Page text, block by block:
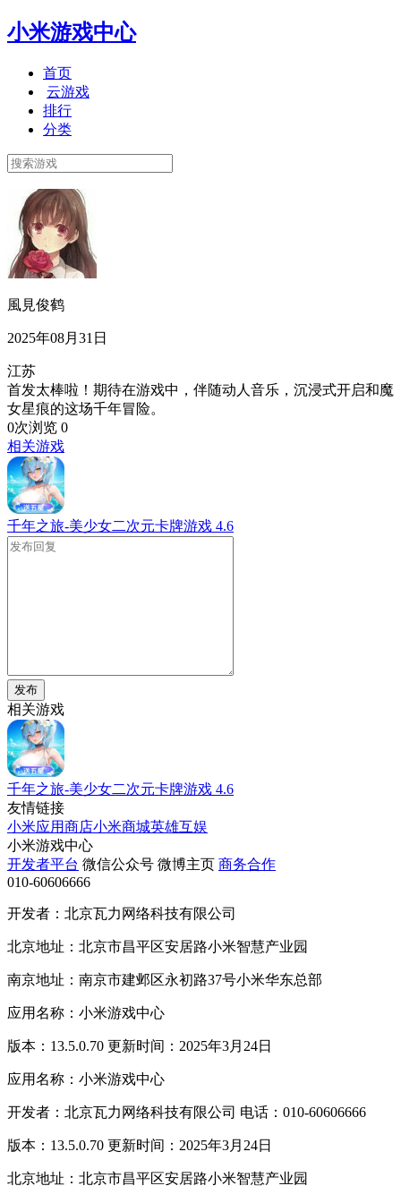
小米游戏中心
首页
云游戏
排行
分类
風見俊鹤
2025年08月31日
江苏
首发太棒啦！期待在游戏中，伴随动人音乐，沉浸式开启和魔
女星痕的这场千年冒险。​
0次浏览 0
相关游戏
千年之旅-美少女二次元卡牌游戏 4.6
发布
相关游戏
千年之旅-美少女二次元卡牌游戏 4.6
友情链接
小米应用商店小米商城英雄互娱
小米游戏中心
开发者平台 微信公众号 微博主页 商务合作
010-60606666
开发者：北京瓦力网络科技有限公司
北京地址：北京市昌平区安居路小米智慧产业园
南京地址：南京市建邺区永初路37号小米华东总部
应用名称：小米游戏中心
版本：13.5.0.70 更新时间：2025年3月24日
应用名称：小米游戏中心
开发者：北京瓦力网络科技有限公司 电话：010-60606666
版本：13.5.0.70 更新时间：2025年3月24日
北京地址：北京市昌平区安居路小米智慧产业园